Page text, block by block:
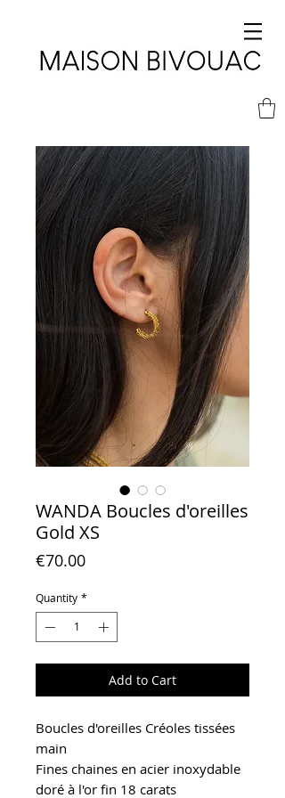
WANDA Boucles d'oreilles
Gold XS
€70.00Price
Quantity *
Add to Cart
Boucles d'oreilles Créoles tissées
main
Fines chaines en acier inoxydable
doré à l'or fin 18 carats